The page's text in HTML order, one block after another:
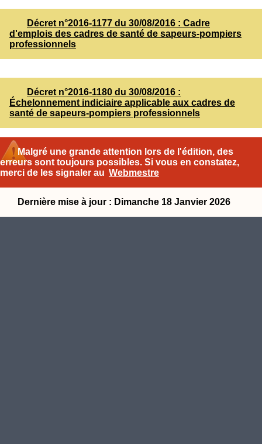
Décret n°2016-1177 du 30/08/2016 : Cadre
d'emplois des cadres de santé de sapeurs-pompiers
professionnels
Décret n°2016-1180 du 30/08/2016 :
Échelonnement indiciaire applicable aux cadres de
santé de sapeurs-pompiers professionnels
Malgré une grande attention lors de l'édition, des
erreurs sont toujours possibles. Si vous en constatez,
merci de les signaler au Webmestre
Dernière mise à jour : Dimanche 18 Janvier 2026